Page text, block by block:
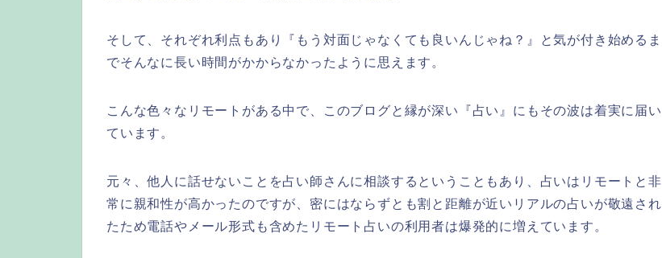
そして、それぞれ利点もあり『もう対面じゃなくても良いんじゃね？』と気が付き始めるま
でそんなに長い時間がかからなかったように思えます。
こんな色々なリモートがある中で、このブログと縁が深い『占い』にもその波は着実に届い
ています。
元々、他人に話せないことを占い師さんに相談するということもあり、占いはリモートと非
常に親和性が高かったのですが、密にはならずとも割と距離が近いリアルの占いが敬遠され
たため電話やメール形式も含めたリモート占いの利用者は爆発的に増えています。